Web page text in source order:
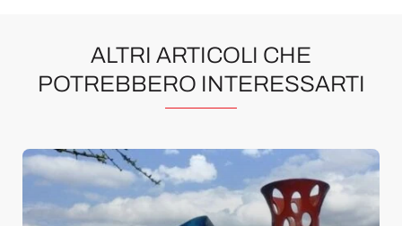
ALTRI ARTICOLI CHE
POTREBBERO INTERESSARTI